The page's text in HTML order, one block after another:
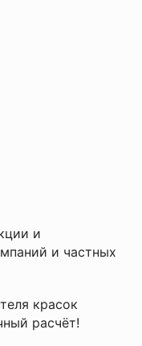
и
и частных
красок
расчёт!